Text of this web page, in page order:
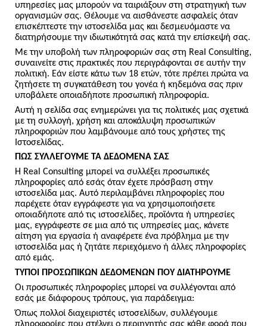
υπηρεσίες μας μπορούν να ταιριάξουν στη στρατηγική των
οργανισμών σας. Θέλουμε να αισθάνεστε ασφαλείς όταν
επισκέπτεστε την ιστοσελίδα μας και δεσμευόμαστε να
διατηρήσουμε την ιδιωτικότητά σας κατά την επίσκεψή σας.
Με την υποβολή των πληροφοριών σας στη Real Consulting,
συναινείτε στις πρακτικές που περιγράφονται σε αυτήν την
πολιτική. Εάν είστε κάτω των 18 ετών, τότε πρέπει πρώτα να
ζητήσετε τη συγκατάθεση του γονέα ή κηδεμόνα σας πριν
υποβάλετε οποιαδήποτε προσωπική πληροφορία.
Αυτή η σελίδα σας ενημερώνει για τις πολιτικές μας σχετικά
με τη συλλογή, χρήση και αποκάλυψη προσωπικών
πληροφοριών που λαμβάνουμε από τους χρήστες της
Ιστοσελίδας.
ΠΩΣ ΣΥΛΛΕΓΟΥΜΕ ΤΑ ΔΕΔΟΜΕΝΑ ΣΑΣ
Η Real Consulting μπορεί να συλλέξει προσωπικές
πληροφορίες από εσάς όταν έχετε πρόσβαση στην
ιστοσελίδα μας. Αυτό περιλαμβάνει πληροφορίες που
παρέχετε όταν εγγράφεστε για να χρησιμοποιήσετε
οποιαδήποτε από τις ιστοσελίδες, προϊόντα ή υπηρεσίες
μας, εγγράφεστε σε μια από τις υπηρεσίες μας, κάνετε
αίτηση για εργασία ή αναφέρετε ένα πρόβλημα με την
ιστοσελίδα μας ή ζητάτε περιεχόμενο ή άλλες πληροφορίες
από εμάς.
ΤΥΠΟΙ ΠΡΟΣΩΠΙΚΩΝ ΔΕΔΟΜΕΝΩΝ ΠΟΥ ΔΙΑΤΗΡΟΥΜΕ
Οι προσωπικές πληροφορίες μπορεί να συλλέγονται από
εσάς με διάφορους τρόπους, για παράδειγμα:
Όπως πολλοί διαχειριστές ιστοσελίδων, συλλέγουμε
πληροφορίες που στέλνει ο περιηγητής σας κάθε φορά που